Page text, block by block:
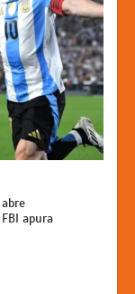
apura